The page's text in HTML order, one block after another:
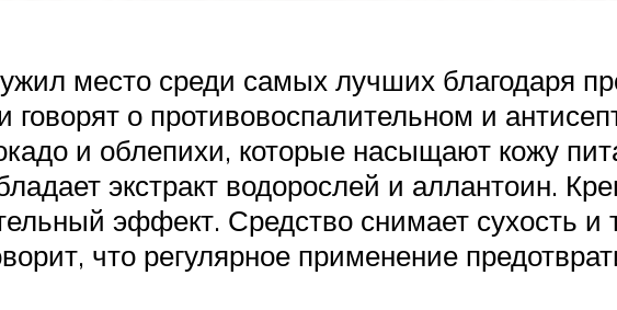
место среди самых лучших благодаря
говорят о противовоспалительном и
и облепихи, которые насыщают кожу
экстракт водорослей и аллантоин.
эффект. Средство снимает сухость и
что регулярное применение